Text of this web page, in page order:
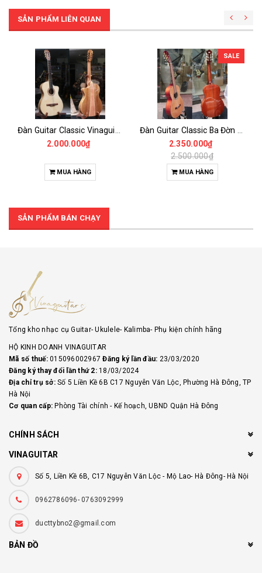
SẢN PHẨM LIÊN QUAN
2.000.000₫
MUA HÀNG
SALE
2.350.000₫
2.500.000₫
MUA HÀNG
SẢN PHẨM BÁN CHẠY
Tổng kho nhạc cụ Guitar- Ukulele- Kalimba- Phụ kiện chính hãng
HỘ KINH DOANH VINAGUITAR
Mã số thuế:015096002967Đăng ký lần đầu: 23/03/2020
Đăng ký thay đổi lần thứ 2:18/03/2024
Địa chỉ trụ sở:Số 5 Liền Kề 6B C17 Nguyễn Văn Lộc, Phường Hà Đông, TP
Hà Nội
Cơ quan cấp: Phòng Tài chính - Kế hoạch, UBND Quận Hà Đông
CHÍNH SÁCH
VINAGUITAR
Số 5, Liền Kề 6B, C17 Nguyễn Văn Lộc - Mộ Lao- Hà Đông- Hà Nội
0962786096- 0763092999
ducttybno2@gmail.com
BẢN ĐỒ